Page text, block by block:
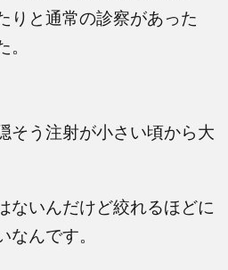
りと通常の診察があった
そう注射が小さい頃から大
ないんだけど絞れるほどに
なんです。